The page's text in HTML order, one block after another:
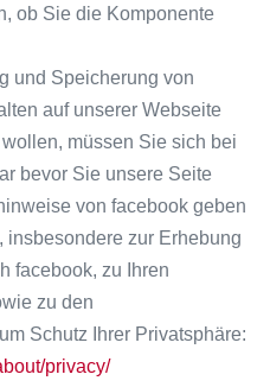
ob Sie die Komponente
und Speicherung von
auf unserer Webseite
müssen Sie sich bei
bevor Sie unsere Seite
von facebook geben
insbesondere zur Erhebung
facebook, zu Ihren
zu den
Schutz Ihrer Privatsphäre:
privacy/